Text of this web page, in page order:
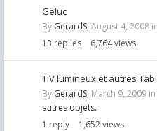
Geluc
By GerardS, August 4, 2008 in
13 replies 6,764views
TIV lumineux et autres
By GerardS, March 9, 2009 in
autres objets.
1 reply 1,652views